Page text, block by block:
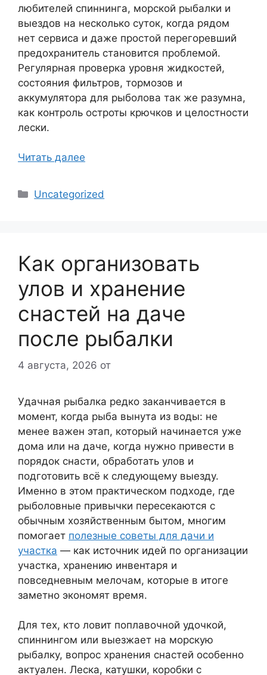
любителей спиннинга, морской рыбалки и
выездов на несколько суток, когда рядом
нет сервиса и даже простой перегоревший
предохранитель становится проблемой.
Регулярная проверка уровня жидкостей,
состояния фильтров, тормозов и
аккумулятора для рыболова так же разумна,
как контроль остроты крючков и целостности
лески.
Читать далее
Рубрики
Uncategorized
Как организовать
улов и хранение
снастей на даче
после рыбалки
4 августа, 2026 от
Удачная рыбалка редко заканчивается в
момент, когда рыба вынута из воды: не
менее важен этап, который начинается уже
дома или на даче, когда нужно привести в
порядок снасти, обработать улов и
подготовить всё к следующему выезду.
Именно в этом практическом подходе, где
рыболовные привычки пересекаются с
обычным хозяйственным бытом, многим
помогает полезные советы для дачи и
участка — как источник идей по организации
участка, хранению инвентаря и
повседневным мелочам, которые в итоге
заметно экономят время.
Для тех, кто ловит поплавочной удочкой,
спиннингом или выезжает на морскую
рыбалку, вопрос хранения снастей особенно
актуален. Леска, катушки, коробки с